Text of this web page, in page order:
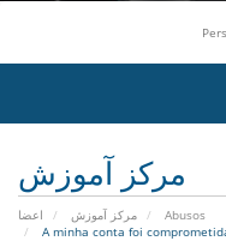
مرکز آموزش
اعضا مرکز آموزش
Abusos
A minha conta foi